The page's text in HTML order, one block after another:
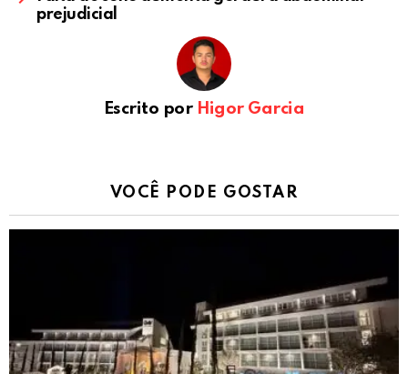
prejudicial
Escrito por Higor Garcia
VOCÊ PODE GOSTAR